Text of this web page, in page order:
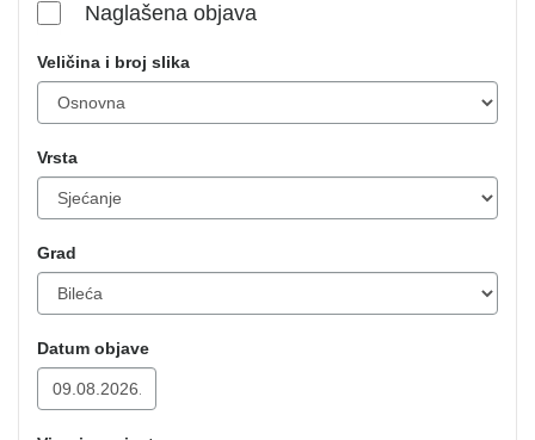
Naglašena objava
Veličina i broj slika
Vrsta
Grad
Datum objave